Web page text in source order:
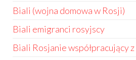
Biali (wojna domowa w Rosji)
Biali emigranci rosyjscy
Biali Rosjanie współpracujący z